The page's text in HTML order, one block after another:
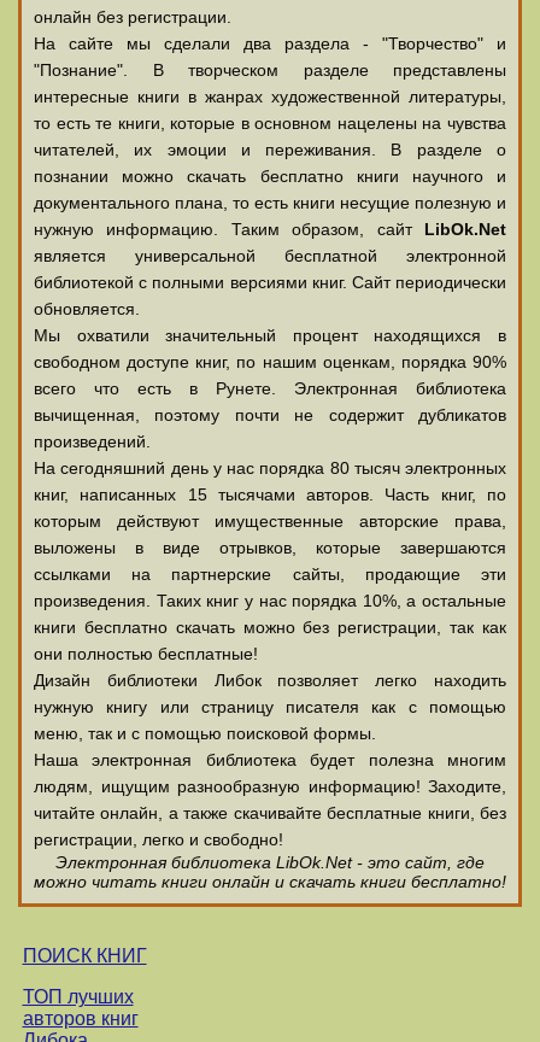
онлайн без регистрации.
На сайте мы сделали два раздела - "Творчество" и
"Познание". В творческом разделе представлены
интересные книги в жанрах художественной литературы,
то есть те книги, которые в основном нацелены на чувства
читателей, их эмоции и переживания. В разделе о
познании можно скачать бесплатно книги научного и
документального плана, то есть книги несущие полезную и
нужную информацию. Таким образом, сайт LibOk.Net
является универсальной бесплатной электронной
библиотекой с полными версиями книг. Сайт периодически
обновляется.
Мы охватили значительный процент находящихся в
свободном доступе книг, по нашим оценкам, порядка 90%
всего что есть в Рунете. Электронная библиотека
вычищенная, поэтому почти не содержит дубликатов
произведений.
На сегодняшний день у нас порядка 80 тысяч электронных
книг, написанных 15 тысячами авторов. Часть книг, по
которым действуют имущественные авторские права,
выложены в виде отрывков, которые завершаются
ссылками на партнерские сайты, продающие эти
произведения. Таких книг у нас порядка 10%, а остальные
книги бесплатно скачать можно без регистрации, так как
они полностью бесплатные!
Дизайн библиотеки Либок позволяет легко находить
нужную книгу или страницу писателя как с помощью
меню, так и с помощью поисковой формы.
Наша электронная библиотека будет полезна многим
людям, ищущим разнообразную информацию! Заходите,
читайте онлайн, а также скачивайте бесплатные книги, без
регистрации, легко и свободно!
Электронная библиотека LibOk.Net - это сайт, где
можно читать книги онлайн и скачать книги бесплатно!
ПОИСК КНИГ
ТОП лучших
авторов книг